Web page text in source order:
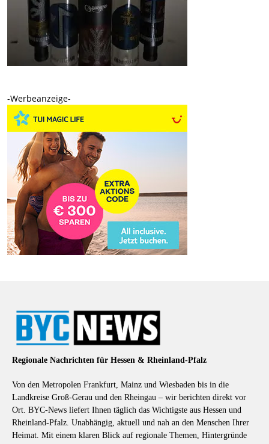
-Werbeanzeige-
Regionale Nachrichten für Hessen & Rheinland-Pfalz
Von den Metropolen Frankfurt, Mainz und Wiesbaden bis in die
Landkreise Groß-Gerau und den Rheingau – wir berichten direkt vor
Ort. BYC-News liefert Ihnen täglich das Wichtigste aus Hessen und
Rheinland-Pfalz. Unabhängig, aktuell und nah an den Menschen Ihrer
Heimat. Mit einem klaren Blick auf regionale Themen, Hintergründe